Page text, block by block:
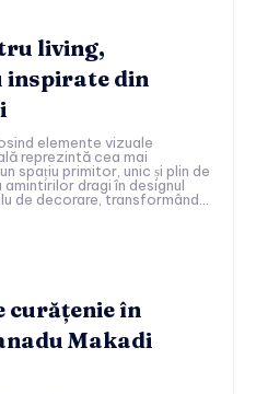
living,
din
elemente vizuale
reprezintă cea mai
spațiu primitor, unic și plin de
dragi în designul
de decorare, transformând...
curățenie în
Makadi